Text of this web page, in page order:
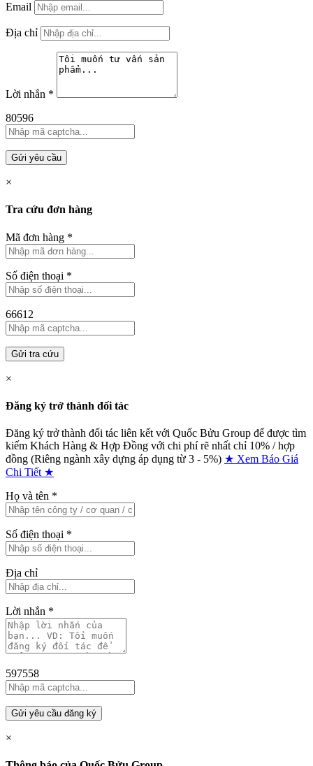
Email
Địa chỉ
Lời nhắn *
80596
Gửi yêu cầu
×
Tra cứu đơn hàng
Mã đơn hàng *
Số điện thoại *
66612
Gửi tra cứu
×
Đăng ký trở thành đối tác
Đăng ký trở thành đối tác liên kết với Quốc Bửu Group để được tìm
kiếm Khách Hàng & Hợp Đồng với chi phí rẽ nhất chỉ 10% / hợp
đồng (Riêng ngành xây dựng áp dụng từ 3 - 5%) ★ Xem Báo Giá
Chi Tiết ★
Họ và tên *
Số điện thoại *
Địa chỉ
Lời nhắn *
597558
Gửi yêu cầu đăng ký
×